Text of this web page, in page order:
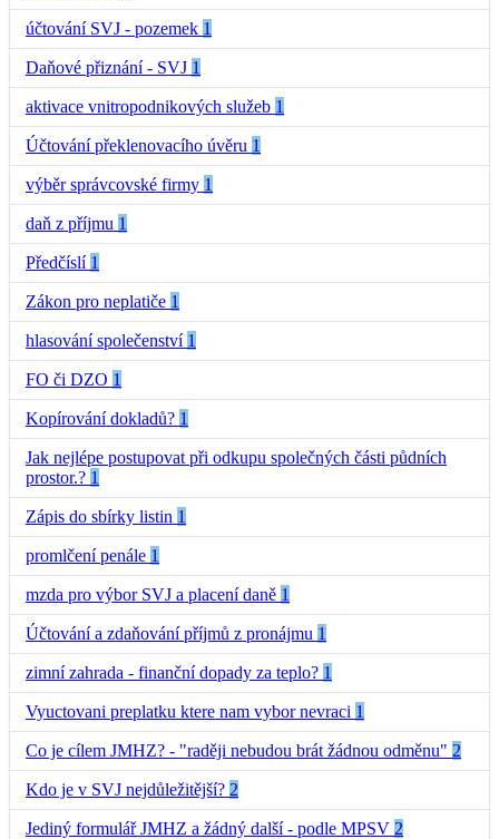
účtování SVJ - pozemek 1
Daňové přiznání - SVJ 1
aktivace vnitropodnikových služeb 1
Účtování překlenovacího úvěru 1
výběr správcovské firmy 1
daň z příjmu 1
Předčíslí 1
Zákon pro neplatiče 1
hlasování společenství 1
FO či DZO 1
Kopírování dokladů? 1
Jak nejlépe postupovat při odkupu společných části půdních
prostor.? 1
Zápis do sbírky listin 1
promlčení penále 1
mzda pro výbor SVJ a placení daně 1
Účtování a zdaňování příjmů z pronájmu 1
zimní zahrada - finanční dopady za teplo? 1
Vyuctovani preplatku ktere nam vybor nevraci 1
Co je cílem JMHZ? - "raději nebudou brát žádnou odměnu" 2
Kdo je v SVJ nejdůležitější? 2
Jediný formulář JMHZ a žádný další - podle MPSV 2